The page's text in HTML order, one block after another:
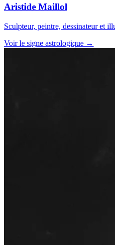
Aristide Maillol
Sculpteur, peintre, dessinateur et
Voir le signe astrologique →